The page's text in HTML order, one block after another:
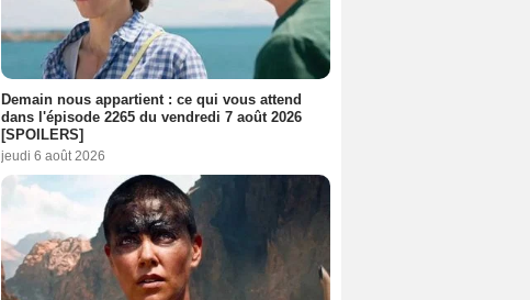
Demain nous appartient : ce qui vous attend
dans l'épisode 2265 du vendredi 7 août 2026
[SPOILERS]
jeudi 6 août 2026